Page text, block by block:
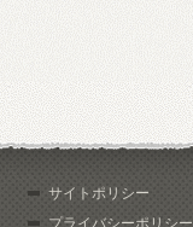
サイトポリシー
プライバシーポリシー